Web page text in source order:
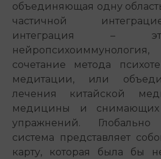
объединяющая одну
частичной
интеграция –
сочетание метода
медитации, или
лечения китайской
медицины и снимающих
упражнений. Глобально
система представляет
карту, которая была бы